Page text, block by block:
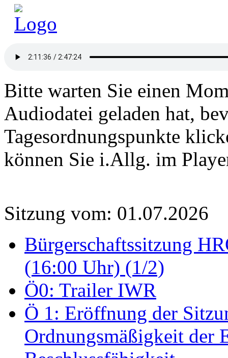
Bitte warten Sie einen
Audiodatei geladen hat,
Tagesordnungspunkte
können Sie i.Allg. im
Sitzung vom: 01.07.2026
Bürgerschaftssitzung
(16:00 Uhr) (1/2)
Ö0: Trailer IWR
Ö 1: Eröffnung der
Ordnungsmäßigkeit der